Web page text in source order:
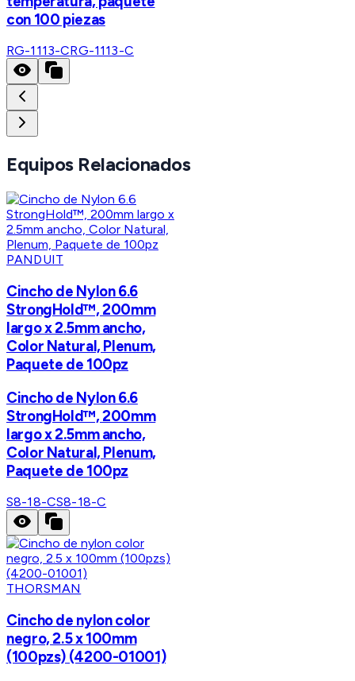
con 100 piezas
RG-1113-CRG-1113-C
Equipos Relacionados
PANDUIT
Cincho de Nylon 6.6
StrongHold™, 200mm
largo x 2.5mm ancho,
Color Natural, Plenum,
Paquete de 100pz
Cincho de Nylon 6.6
StrongHold™, 200mm
largo x 2.5mm ancho,
Color Natural, Plenum,
Paquete de 100pz
S8-18-CS8-18-C
THORSMAN
Cincho de nylon color
negro, 2.5 x 100mm
(100pzs) (4200-01001)